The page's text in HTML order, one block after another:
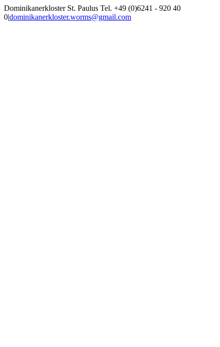
Zum
Inhalt
Dominikanerkloster St. Paulus Tel. +49 (0)6241 - 920 40
0|dominikanerkloster.worms@gmail.com